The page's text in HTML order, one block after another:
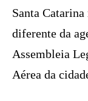
Santa
diferente da
Assembleia
Aérea da